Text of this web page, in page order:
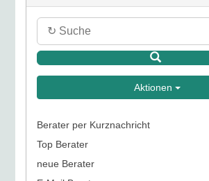
Aktionen
Berater per Kurznachricht
Top Berater
neue Berater